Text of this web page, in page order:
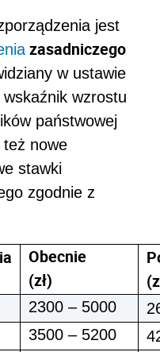
jest
zasadniczego
w ustawie
wzrostu
państwowej
nowe
stawki
zgodnie z
Obecnie
(zł)
2300 – 5000 2
3500 – 5200